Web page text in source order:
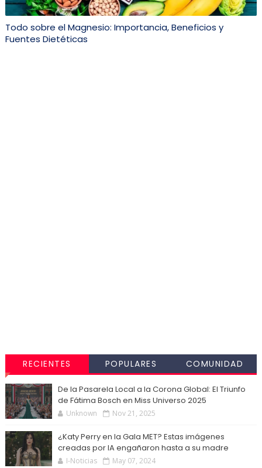
Todo sobre el Magnesio: Importancia, Beneficios y
Fuentes Dietéticas
RECIENTES POPULARES COMUNIDAD
De la Pasarela Local a la Corona Global: El Triunfo
de Fátima Bosch en Miss Universo 2025
Unknown Nov 21, 2025
¿Katy Perry en la Gala MET? Estas imágenes
creadas por IA engañaron hasta a su madre
I-Noticias May 07, 2024